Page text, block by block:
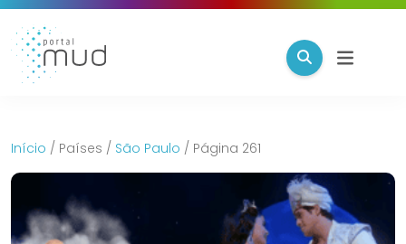
Início / Países / São Paulo / Página 261